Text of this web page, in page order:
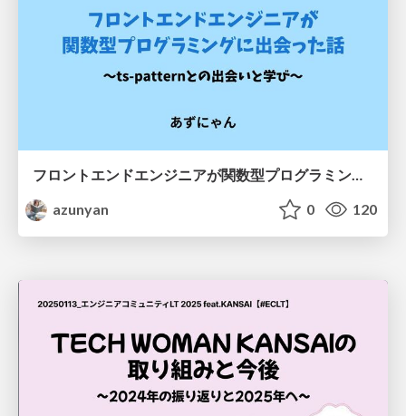
フロントエンドエンジニアが関数型プログラミングに出会った話
azunyan
0 120